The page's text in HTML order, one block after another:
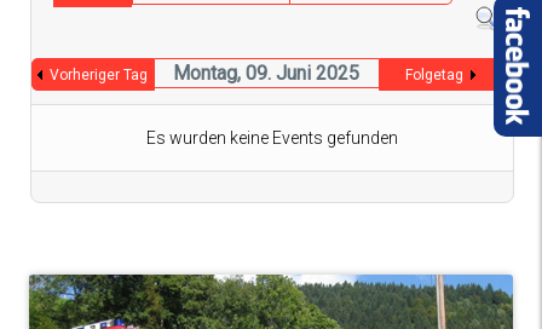
Vorheriger Tag Montag, 09. Juni 2025 Folgetag
Es wurden keine Events gefunden